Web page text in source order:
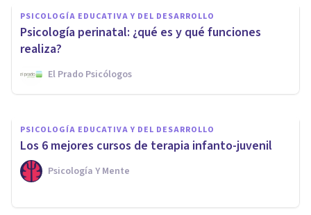
PSICOLOGÍA EDUCATIVA Y DEL DESARROLLO
Psicología perinatal: ¿qué es y qué funciones
realiza?
El Prado Psicólogos
​Los 10 mejores Másters en
Educación
Psicología Y Mente
PSICOLOGÍA EDUCATIVA Y DEL DESARROLLO
​Los 6 mejores cursos de terapia infanto-juvenil
Psicología Y Mente